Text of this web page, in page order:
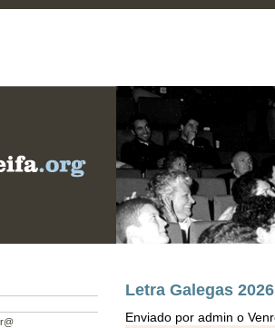
Letra Galegas 2026
Enviado por admin o